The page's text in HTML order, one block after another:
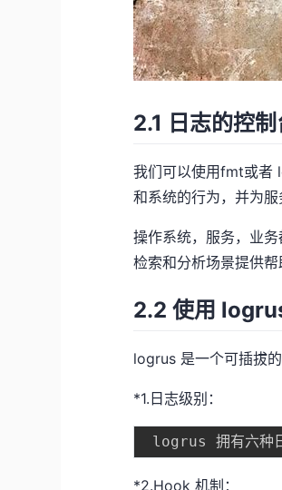
2.1 日志的控
我们可以使用fmt或者
和系统的行为，并为服
操作系统，服务，业
检索和分析场景提供帮
2.2 使用
logrus 是一个可插拔
*1.日志级别：
*2.Hook 机制：